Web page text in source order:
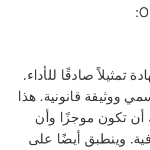
صادقًا للأداء.
قانونية. هذا
تكون موجزًا ​​وأن
وينطبق أيضًا على